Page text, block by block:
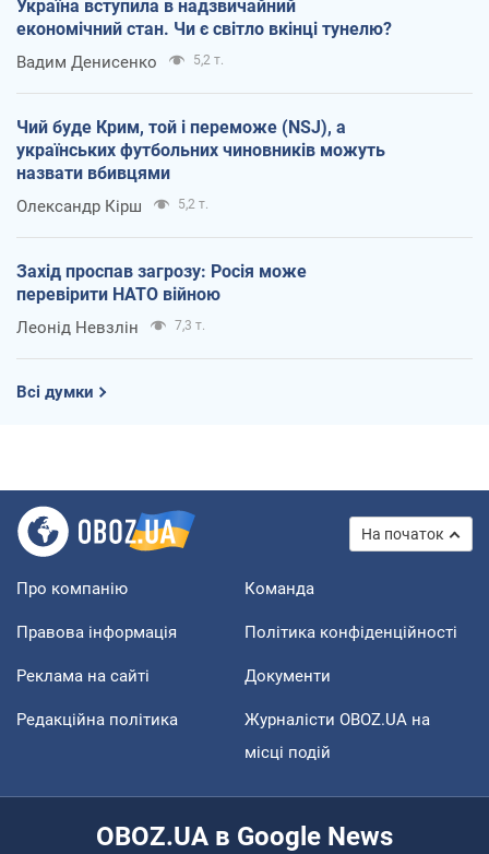
Україна вступила в надзвичайний
економічний стан. Чи є світло вкінці тунелю?
Вадим Денисенко 5,2 т.
Чий буде Крим, той і переможе (NSJ), а
українських футбольних чиновників можуть
назвати вбивцями
Олександр Кірш 5,2 т.
Захід проспав загрозу: Росія може
перевірити НАТО війною
Леонід Невзлін 7,3 т.
Всі думки
На початок
Про компанію Команда
Правова інформація Політика конфіденційності
Реклама на сайті Документи
Редакційна політика
Журналісти OBOZ.UA на
місці подій
OBOZ.UA в Google News